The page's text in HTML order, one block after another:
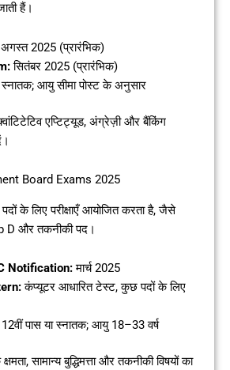
हैं।
2025 (प्रारंभिक)
सितंबर 2025 (प्रारंभिक)
आयु सीमा पोस्ट के अनुसार
एप्टिट्यूड, अंग्रेज़ी और बैंकिंग
Board Exams 2025
पदों के लिए परीक्षाएँ आयोजित करता है, जैसे
D और तकनीकी पद।
Notification:मार्च 2025
कंप्यूटर आधारित टेस्ट, कुछ पदों के लिए
पास या स्नातक; आयु 18–33 वर्ष
सामान्य बुद्धिमत्ता और तकनीकी विषयों का